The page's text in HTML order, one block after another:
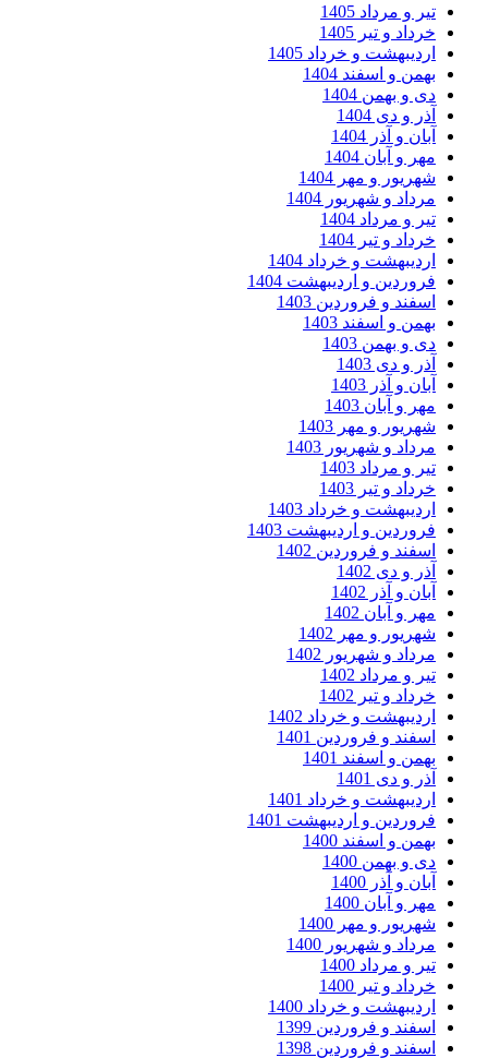
تیر و مرداد 1405
خرداد و تیر 1405
اردیبهشت و خرداد 1405
بهمن و اسفند 1404
دی و بهمن 1404
آذر و دی 1404
آبان و آذر 1404
مهر و آبان 1404
شهریور و مهر 1404
مرداد و شهریور 1404
تیر و مرداد 1404
خرداد و تیر 1404
اردیبهشت و خرداد 1404
فروردین و اردیبهشت 1404
اسفند و فروردین 1403
بهمن و اسفند 1403
دی و بهمن 1403
آذر و دی 1403
آبان و آذر 1403
مهر و آبان 1403
شهریور و مهر 1403
مرداد و شهریور 1403
تیر و مرداد 1403
خرداد و تیر 1403
اردیبهشت و خرداد 1403
فروردین و اردیبهشت 1403
اسفند و فروردین 1402
آذر و دی 1402
آبان و آذر 1402
مهر و آبان 1402
شهریور و مهر 1402
مرداد و شهریور 1402
تیر و مرداد 1402
خرداد و تیر 1402
اردیبهشت و خرداد 1402
اسفند و فروردین 1401
بهمن و اسفند 1401
آذر و دی 1401
اردیبهشت و خرداد 1401
فروردین و اردیبهشت 1401
بهمن و اسفند 1400
دی و بهمن 1400
آبان و آذر 1400
مهر و آبان 1400
شهریور و مهر 1400
مرداد و شهریور 1400
تیر و مرداد 1400
خرداد و تیر 1400
اردیبهشت و خرداد 1400
اسفند و فروردین 1399
اسفند و فروردین 1398